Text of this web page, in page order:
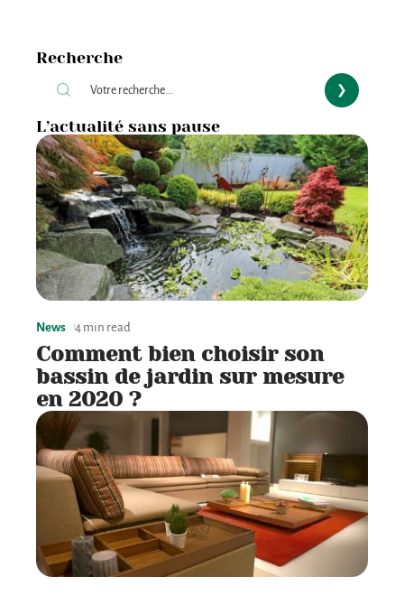
Recherche
L’actualité sans pause
News 4 min read
Comment bien choisir son
bassin de jardin sur mesure
en 2020 ?